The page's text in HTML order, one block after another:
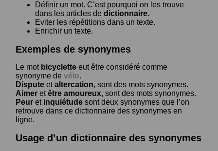
Définir un mot. C’est pourquoi on les trouve
dans les articles de dictionnaire.
Eviter les répétitions dans un texte.
Enrichir un texte.
Exemples de synonymes
Le mot bicyclette eut être considéré comme
synonyme de vélo.
Dispute etaltercation, sont des mots synonymes.
Aimer etêtre amoureux, sont des mots synonymes.
Peur et inquiétude sont deux synonymes que l’on
retrouve dans ce dictionnaire des synonymes en
ligne.
Usage d’un dictionnaire des synonymes